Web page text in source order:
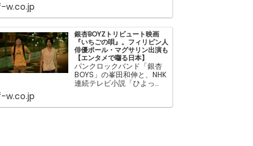
相反するものと対面する。
ロココ・バロック調のエレ
ガン...
w.co.jp
銀杏BOYZトリビュート映画
『いちごの唄』。フィリピン人
俳優ポール・マグサリン出演も
【エンタメで囓る日本】
パンクロックバンド「銀杏
BOYS」の峯田和伸と、NHK
連続テレビ小説「ひよっ
れた映画『いちごの唄』。
w.co.jp